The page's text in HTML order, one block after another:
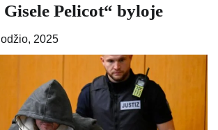
Pelicot“ byloje
2025